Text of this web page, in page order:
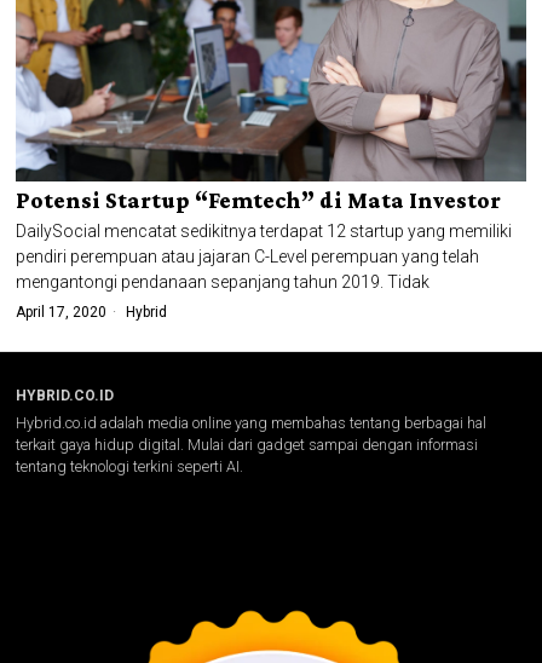
Potensi Startup “Femtech” di Mata Investor
DailySocial mencatat sedikitnya terdapat 12 startup yang memiliki
pendiri perempuan atau jajaran C-Level perempuan yang telah
mengantongi pendanaan sepanjang tahun 2019. Tidak
April 17, 2020 Hybrid
HYBRID.CO.ID
Hybrid.co.id adalah media online yang membahas tentang berbagai hal
terkait gaya hidup digital. Mulai dari gadget sampai dengan informasi
tentang teknologi terkini seperti AI.